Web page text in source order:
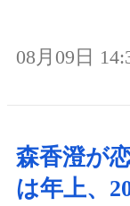
08月09日
森香澄が
は年上、